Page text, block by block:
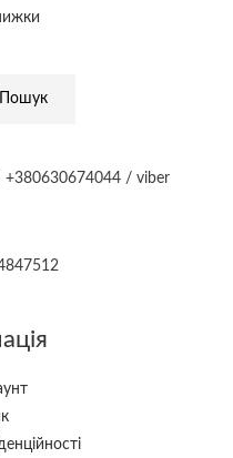
Пошук
+380630674044 / viber